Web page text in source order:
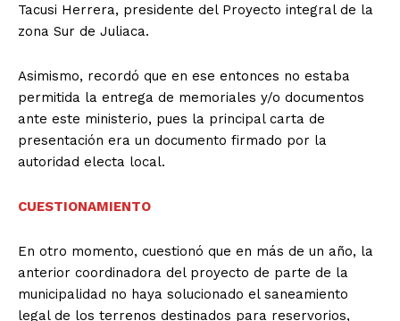
Tacusi Herrera, presidente del Proyecto integral de la
zona Sur de Juliaca.
Asimismo, recordó que en ese entonces no estaba
permitida la entrega de memoriales y/o documentos
ante este ministerio, pues la principal carta de
presentación era un documento firmado por la
autoridad electa local.
CUESTIONAMIENTO
En otro momento, cuestionó que en más de un año, la
anterior coordinadora del proyecto de parte de la
municipalidad no haya solucionado el saneamiento
legal de los terrenos destinados para reservorios,